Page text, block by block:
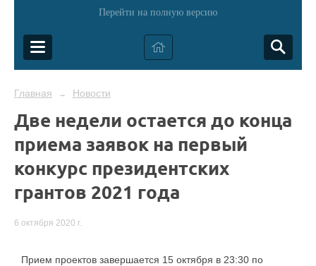
Перейти на полную версию
Главная → Новости
Две недели остается до конца
приема заявок на первый
конкурс президентских
грантов 2021 года
6 октября 2020 г.
Прием проектов завершается 15 октября в 23:30 по